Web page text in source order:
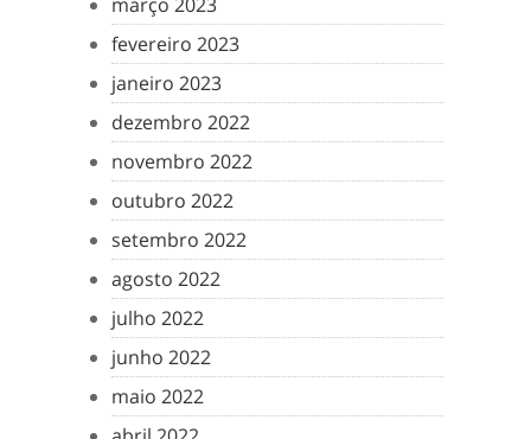
fevereiro 2023
janeiro 2023
dezembro 2022
novembro 2022
outubro 2022
setembro 2022
agosto 2022
julho 2022
junho 2022
maio 2022